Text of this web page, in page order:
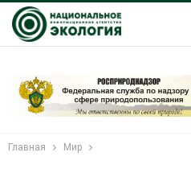
Главная Мир